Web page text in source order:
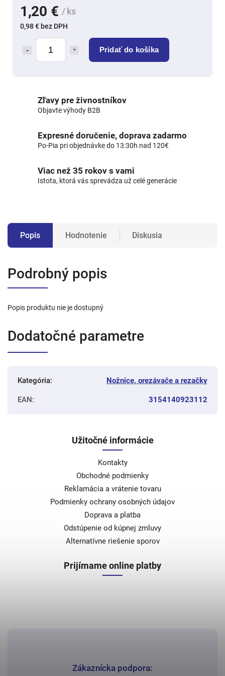
1,20 € / ks
0,98 € bez DPH
Pridať do košíka
Zľavy pre živnostníkov
Objavte výhody B2B
Expresné doručenie, doprava zadarmo
Po-Pia pri objednávke do 13:30h nad 120€
Viac než 35 rokov s vami
Istota, ktorá vás sprevádza už celé generácie
Popis Hodnotenie Diskusia
Podrobný popis
Popis produktu nie je dostupný
Dodatočné parametre
Kategória: Nožnice, orezávače a rezačky
EAN: 3154140923112
Zákaznícka podpora:
Užitočné informácie
Kontakty
Obchodné podmienky
Reklamácia a vrátenie tovaru
Podmienky ochrany osobných údajov
Doprava a platba
Odstúpenie od kúpnej zmluvy
Alternatívne riešenie sporov
Prijímame online platby